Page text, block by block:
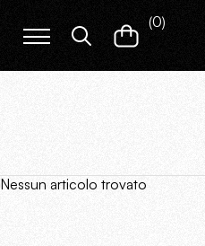
(0)
Nessun articolo trovato